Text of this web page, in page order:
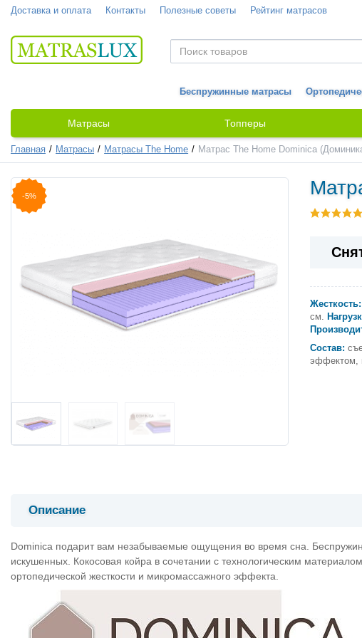
Доставка и оплата Контакты Полезные советы Рейтинг матрасов
Беспружинные матрасы
Матрасы Топперы
Главная Матрасы Матрасы The Home Матрас The Home Dominica
-5%
Жесткость:
см.
Состав:
эффектом,
Описание
Dominica подарит вам незабываемые ощущения во время сна.
искушенных. Кокосовая койра в сочетании с технологическим
ортопедической жесткости и микромассажного эффекта.